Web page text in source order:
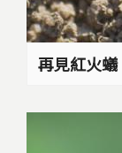
再見紅火蟻